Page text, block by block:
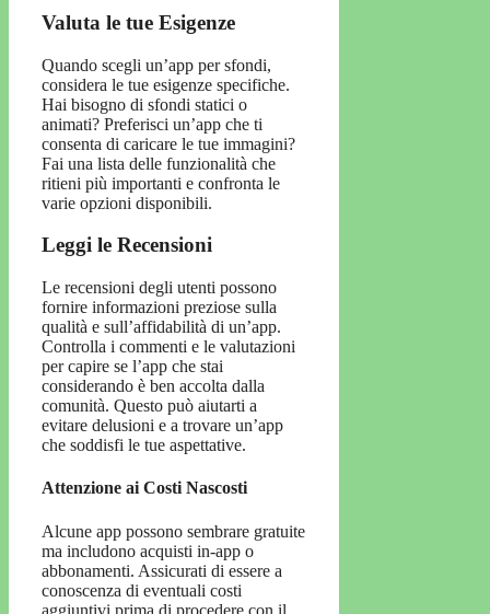
Valuta le tue Esigenze
Quando scegli un’app per sfondi,
considera le tue esigenze specifiche.
Hai bisogno di sfondi statici o
animati? Preferisci un’app che ti
consenta di caricare le tue immagini?
Fai una lista delle funzionalità che
ritieni più importanti e confronta le
varie opzioni disponibili.
Leggi le Recensioni
Le recensioni degli utenti possono
fornire informazioni preziose sulla
qualità e sull’affidabilità di un’app.
Controlla i commenti e le valutazioni
per capire se l’app che stai
considerando è ben accolta dalla
comunità. Questo può aiutarti a
evitare delusioni e a trovare un’app
che soddisfi le tue aspettative.
Attenzione ai Costi Nascosti
Alcune app possono sembrare gratuite
ma includono acquisti in-app o
abbonamenti. Assicurati di essere a
conoscenza di eventuali costi
aggiuntivi prima di procedere con il